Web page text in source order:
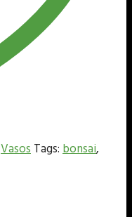
VasosTags:bonsai,